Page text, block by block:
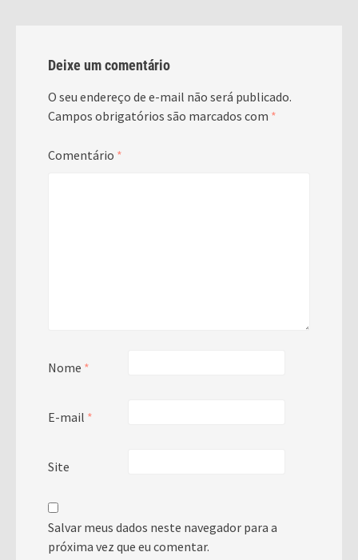
Deixe um comentário
O seu endereço de e-mail não será publicado.
Campos obrigatórios são marcados com *
Comentário *
Nome *
E-mail *
Site
Salvar meus dados neste navegador para a
próxima vez que eu comentar.